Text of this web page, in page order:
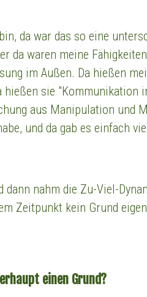
da war das so eine
da waren meine
im Außen. Da hießen
hießen sie "Kommunikation
aus Manipulation und
und da gab es einfach
nahm die Zu-Viel-
Zeitpunkt kein Grund
einen Grund?